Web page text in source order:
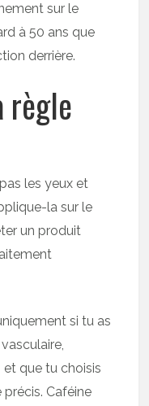
sur le
à 50 ans que
derrière.
règle
les yeux et
la sur le
un produit
si tu as
que tu choisis
Caféine